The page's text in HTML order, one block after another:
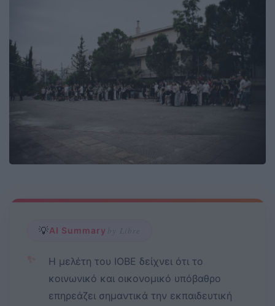
💡AI Summary by Libre
✨
Η μελέτη του ΙΟΒΕ δείχνει ότι το
κοινωνικό και οικονομικό υπόβαθρο
επηρεάζει σημαντικά την εκπαιδευτική